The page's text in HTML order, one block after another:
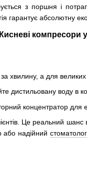
з поршня і
гарантує абсолютну
хвилину, а для великих
дистильовану воду в
концентратор для
Це реальний шанс
або надійний